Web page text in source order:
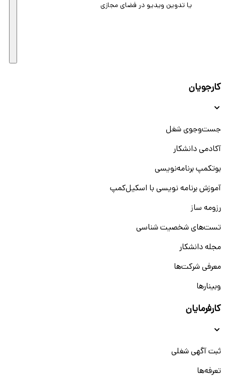
یا تدوین ویدیو در فضای مجازی
کارجویان
جست‌و‌جوی شغل
آکادمی دانشکار
بوتکمپ برنامه‌نویسی
آموزش برنامه نویسی با اسکیل‌کمپ
رزومه ساز
تست‌های شخصیت شناسی
مجله دانشکار
معرفی شرکت‌ها
وبینار‌‌ها
کارفرمایان
ثبت آگهی شغلی
تعرفه‌ها